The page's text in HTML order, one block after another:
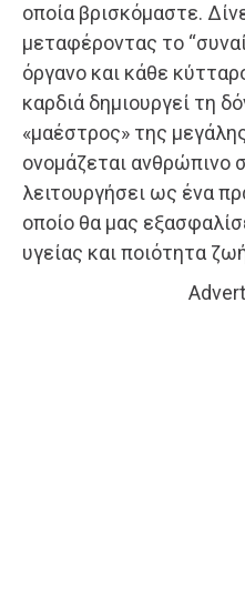
οποία βρισκόμαστε.
μεταφέροντας το
όργανο και κάθε
καρδιά δημιουργεί τη
«μαέστρος» της
ονομάζεται ανθρώπινο
λειτουργήσει ως ένα
οποίο θα μας
υγείας και ποιότητα